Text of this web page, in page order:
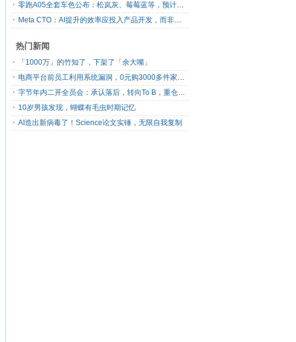
零跑A05全套车色公布：松岚灰、莓莓蓝等，预计明日上市
Meta CTO：AI提升的效率应投入产品开发，而非增加休假
热门新闻
「1000万」的竹知了，下架了「余大嘴」
电商平台前员工利用系统漏洞，0元购3000多件家电！
字节年内二开全员会：承认落后，转向To B，重仓年轻人
10岁男孩发现，蝴蝶有毛虫时期记忆
AI造出新病毒了！Science论文实锤，无限自我复制